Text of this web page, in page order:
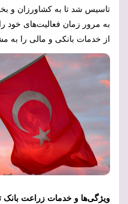
تاسیس شد تا به کشاورزان و
به مرور زمان فعالیت‌های
از خدمات بانکی و مالی را به
ویژگی‌ها و خدمات زراعت بانک